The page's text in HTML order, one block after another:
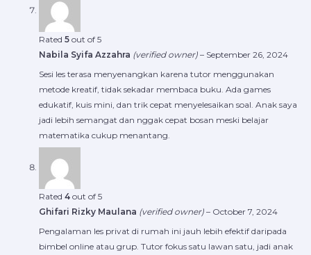
Rated 5 out of 5
Nabila Syifa Azzahra (verified owner) – September 26, 2024
Sesi les terasa menyenangkan karena tutor menggunakan
metode kreatif, tidak sekadar membaca buku. Ada games
edukatif, kuis mini, dan trik cepat menyelesaikan soal. Anak saya
jadi lebih semangat dan nggak cepat bosan meski belajar
matematika cukup menantang.
Rated 4 out of 5
Ghifari Rizky Maulana (verified owner) – October 7, 2024
Pengalaman les privat di rumah ini jauh lebih efektif daripada
bimbel online atau grup. Tutor fokus satu lawan satu, jadi anak